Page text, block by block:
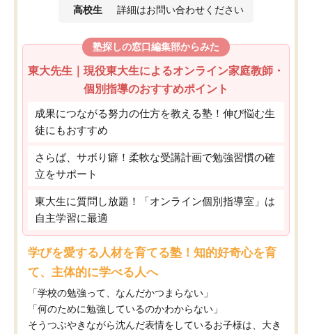
高校生 詳細はお問い合わせください
塾探しの窓口編集部からみた
東大先生｜現役東大生によるオンライン家庭教師・
個別指導のおすすめポイント
成果につながる努力の仕方を教える塾！伸び悩む生
徒にもおすすめ
さらば、サボり癖！柔軟な受講計画で勉強習慣の確
立をサポート
東大生に質問し放題！「オンライン個別指導室」は
自主学習に最適
学びを愛する人材を育てる塾！知的好奇心を育
て、主体的に学べる人へ
「学校の勉強って、なんだかつまらない」
「何のために勉強しているのかわからない」
そうつぶやきながら沈んだ表情をしているお子様は、大き